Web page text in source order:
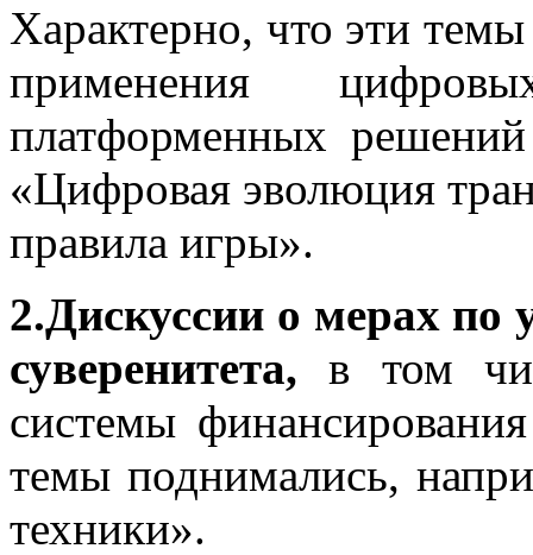
Характерно, что эти
применения
платформенных
«Цифровая эволюция
правила игры».
2.Дискуссии о мерах по
суверенитета,в том
системы
темы поднимались,
техники».